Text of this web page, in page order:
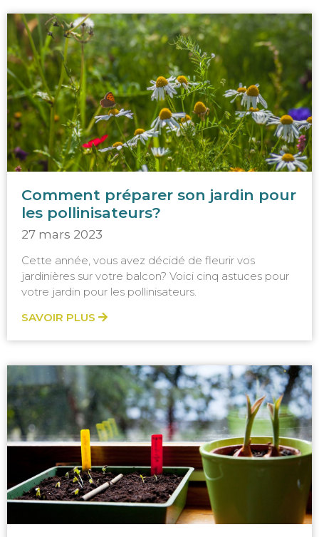
Comment préparer son jardin pour
les pollinisateurs?
27 mars 2023
Cette année, vous avez décidé de fleurir vos
jardinières sur votre balcon? Voici cinq astuces pour
votre jardin pour les pollinisateurs.
SAVOIR PLUS